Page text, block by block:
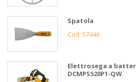
Spatola
Cod. 57446
Elettrosega a
DCMPS520P1-QW